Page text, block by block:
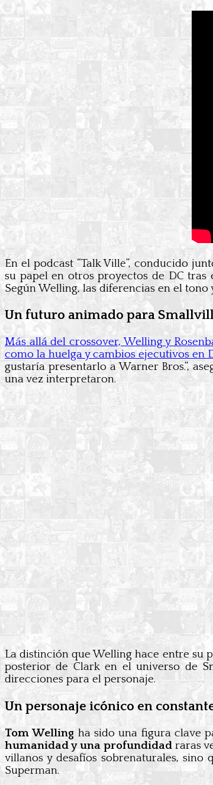
En el podcast “Talk Ville”, conducido
su papel en otros proyectos de DC tras
Según Welling, las diferencias en el
Un futuro animado para
Más allá del crossover, Welling y
como la huelga y cambios ejecutivos en
gustaría presentarlo a Warner Bros.”,
una vez interpretaron.
La distinción que Welling hace entre su
posterior de Clark en el universo de
direcciones para el personaje.
Un personaje icónico en
Tom Welling ha sido una figura clave
humanidad y una profundidad raras
villanos y desafíos sobrenaturales,
Superman.